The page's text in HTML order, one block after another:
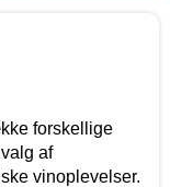
forskellige
af
vinoplevelser.